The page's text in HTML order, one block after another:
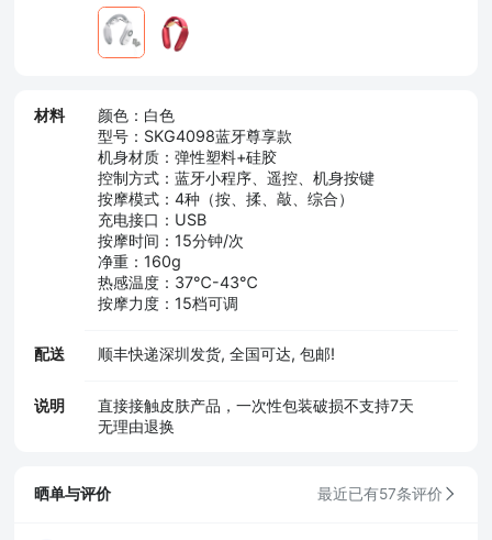
材料
颜色：白色
型号：SKG4098蓝牙尊享款
机身材质：弹性塑料+硅胶
控制方式：蓝牙小程序、遥控、机身按键
按摩模式：4种（按、揉、敲、综合）
充电接口：USB
按摩时间：15分钟/次
净重：160g
热感温度：37℃-43℃
按摩力度：15档可调
配送 顺丰快递深圳发货, 全国可达, 包邮!
说明
直接接触皮肤产品，一次性包装破损不支持7天
无理由退换
晒单与评价 最近已有57条评价